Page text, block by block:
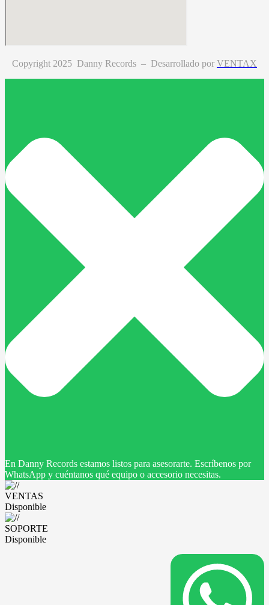
Copyright 2025 Danny Records – Desarrollado por VENTAX
En Danny Records estamos listos para asesorarte. Escríbenos por
WhatsApp y cuéntanos qué equipo o accesorio necesitas.
VENTAS
Disponible
SOPORTE
Disponible